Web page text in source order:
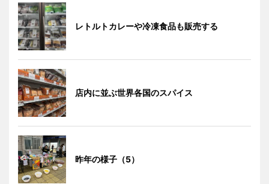
レトルトカレーや冷凍食品も販売する
店内に並ぶ世界各国のスパイス
昨年の様子（5）